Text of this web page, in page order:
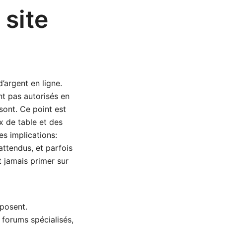
site
en ligne.
pas autorisés en
Ce point est
de table et des
implications:
et parfois
jamais primer sur
spécialisés,